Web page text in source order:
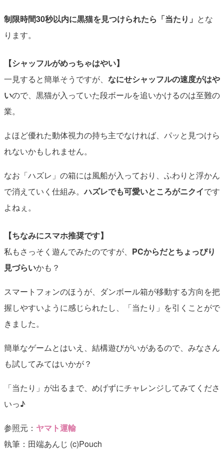
制限時間30秒以内に黒猫を見つけられたら「当たり」 とな
ります。
【シャッフルがめっちゃはやい】
一見すると簡単そうですが、 なにせシャッフルの速度がはや
いので、黒猫が入っていた段ボールを追いかけるのは至難の
業。
よほど優れた動体視力の持ち主でなければ、パッと見つけら
れないかもしれません。
なお「ハズレ」の箱には風船が入っており、ふわりと浮かん
で消えていく仕組み。ハズレでも可愛いところがニクイです
よねぇ。
【ちなみにスマホ推奨です】
私もさっそく遊んでみたのですが、 PCからだとちょっぴり
見づらいかも？
スマートフォンのほうが、ダンボール箱が移動する方向を把
握しやすいように感じられたし、「当たり」を引くことがで
きました。
簡単なゲームとはいえ、結構遊びがいがあるので、みなさん
も試してみてはいかが？
「当たり」が出るまで、めげずにチャレンジしてみてくださ
いっ♪
参照元： ヤマト運輸
執筆：田端あんじ (c)Pouch